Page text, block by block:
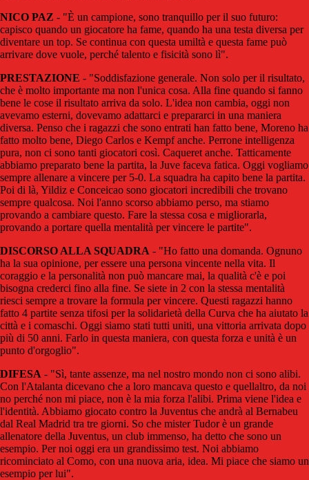
NICO PAZ - "È un campione, sono tranquillo per il suo futuro:
capisco quando un giocatore ha fame, quando ha una testa diversa per
diventare un top. Se continua con questa umiltà e questa fame può
arrivare dove vuole, perché talento e fisicità sono lì".
PRESTAZIONE - "Soddisfazione generale. Non solo per il risultato,
che è molto importante ma non l'unica cosa. Alla fine quando si fanno
bene le cose il risultato arriva da solo. L'idea non cambia, oggi non
avevamo esterni, dovevamo adattarci e prepararci in una maniera
diversa. Penso che i ragazzi che sono entrati han fatto bene, Moreno ha
fatto molto bene, Diego Carlos e Kempf anche. Perrone intelligenza
pura, non ci sono tanti giocatori così. Caqueret anche. Tatticamente
abbiamo preparato bene la partita, la Juve faceva fatica. Oggi vogliamo
sempre allenare a vincere per 5-0. La squadra ha capito bene la partita.
Poi di là, Yildiz e Conceicao sono giocatori incredibili che trovano
sempre qualcosa. Noi l'anno scorso abbiamo perso, ma stiamo
provando a cambiare questo. Fare la stessa cosa e migliorarla,
provando a portare quella mentalità per vincere le partite".
DISCORSO ALLA SQUADRA - "Ho fatto una domanda. Ognuno
ha la sua opinione, per essere una persona vincente nella vita. Il
coraggio e la personalità non può mancare mai, la qualità c'è e poi
bisogna crederci fino alla fine. Se siete in 2 con la stessa mentalità
riesci sempre a trovare la formula per vincere. Questi ragazzi hanno
fatto 4 partite senza tifosi per la solidarietà della Curva che ha aiutato la
città e i comaschi. Oggi siamo stati tutti uniti, una vittoria arrivata dopo
più di 50 anni. Farlo in questa maniera, con questa forza e unità è un
punto d'orgoglio".
DIFESA - "Sì, tante assenze, ma nel nostro mondo non ci sono alibi.
Con l'Atalanta dicevano che a loro mancava questo e quellaltro, da noi
no perché non mi piace, non è la mia forza l'alibi. Prima viene l'idea e
l'identità. Abbiamo giocato contro la Juventus che andrà al Bernabeu
dal Real Madrid tra tre giorni. So che mister Tudor è un grande
allenatore della Juventus, un club immenso, ha detto che sono un
esempio. Per noi oggi era un grandissimo test. Noi abbiamo
ricominciato al Como, con una nuova aria, idea. Mi piace che siamo un
esempio per lui".